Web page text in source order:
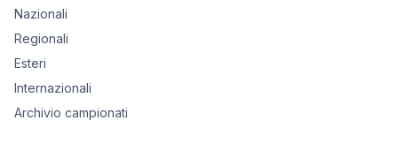
Nazionali
Regionali
Esteri
Internazionali
Archivio campionati